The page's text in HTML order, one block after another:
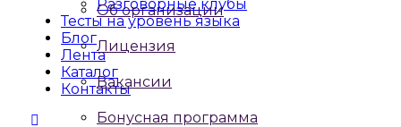
Разговорные клубы
Тесты на уровень языка
Блог
Лента
Каталог
Контакты
Об организации
Лицензия
Вакансии
Бонусная программа